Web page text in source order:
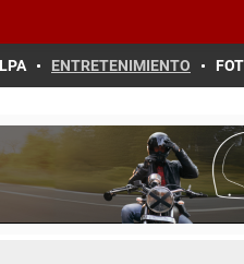
ENTRETENIMIENTO